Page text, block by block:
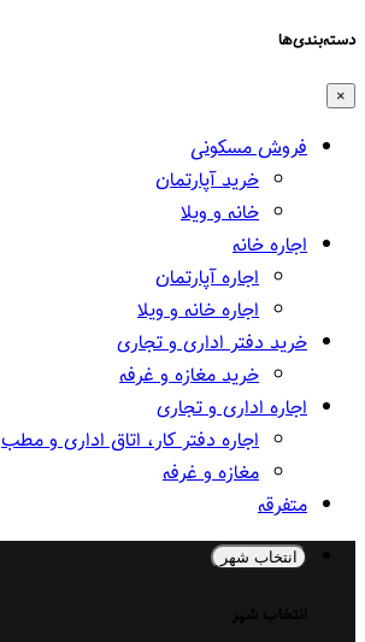
دسته‌بندی‌ها
×
فروش مسکونی
خرید آپارتمان
خانه و ویلا
اجاره خانه
اجاره آپارتمان
اجاره خانه و ویلا
خرید دفتر اداری و تجاری
خرید مغازه و غرفه
اجاره اداری و تجاری
اجاره دفتر کار، اتاق اداری و مطب
مغازه و غرفه
متفرقه
انتخاب شهر